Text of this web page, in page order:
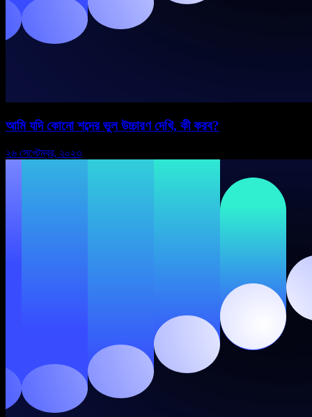
আমি যদি কোনো শব্দের ভুল উচ্চারণ দেখি, কী করব?
২৬ সেপ্টেম্বর, ২০২৩